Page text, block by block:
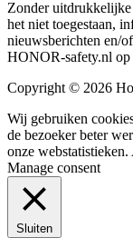
Zonder
het niet toegestaan,
nieuwsberichten en/
HONOR-safety.nl op
Copyright © 2026
Wij gebruiken
de bezoeker beter
onze webstatistieken.
Manage consent
Sluiten